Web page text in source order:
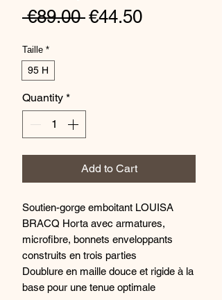
€89.00 Regular
€44.50Sale
Taille *
95 H
Quantity *
Add to Cart
Soutien-gorge emboitant LOUISA
BRACQ Horta avec armatures,
microfibre, bonnets enveloppants
construits en trois parties
Doublure en maille douce et rigide à la
base pour une tenue optimale